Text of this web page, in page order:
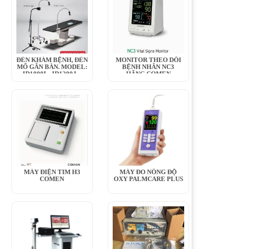
ĐÈN KHÁM BỆNH, ĐÈN
MỔ GẮN BÀN. MODEL:
JD1000L, JD1200J,...
MONITOR THEO DÕI
BỆNH NHÂN NC3
HÃNG COMEN
MÁY ĐIỆN TIM H3
COMEN
MÁY ĐO NỒNG ĐỘ
OXY PALMCARE PLUS